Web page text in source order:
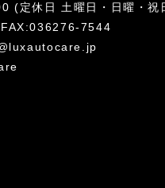
(定休日 土曜日・日曜・祝
7544